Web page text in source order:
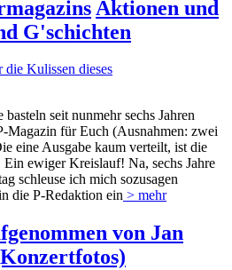
Aktionen und
G'schichten
seit nunmehr sechs Jahren
Magazin für Euch (Ausnahmen: zwei
eine Ausgabe kaum verteilt, ist die
Ein ewiger Kreislauf! Na, sechs Jahre
schleuse ich mich sozusagen
die P-Redaktion ein > mehr
von Jan